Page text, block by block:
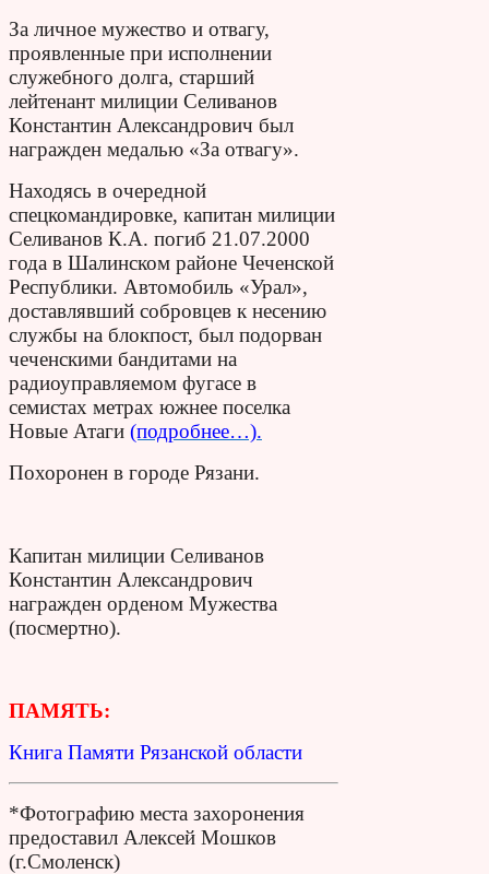
За личное мужество и отвагу,
проявленные при исполнении
служебного долга, старший
лейтенант милиции Селиванов
Константин Александрович был
награжден медалью «За отвагу».
Находясь в очередной
спецкомандировке, капитан милиции
Селиванов К.А. погиб 21.07.2000
года в Шалинском районе Чеченской
Республики. Автомобиль «Урал»,
доставлявший собровцев к несению
службы на блокпост, был подорван
чеченскими бандитами на
радиоуправляемом фугасе в
семистах метрах южнее поселка
Новые Атаги (подробнее…).
Похоронен в городе Рязани.
Капитан милиции Селиванов
Константин Александрович
награжден орденом Мужества
(посмертно).
ПАМЯТЬ:
Книга Памяти Рязанской области
*Фотографию места захоронения
предоставил Алексей Мошков
(г.Смоленск)